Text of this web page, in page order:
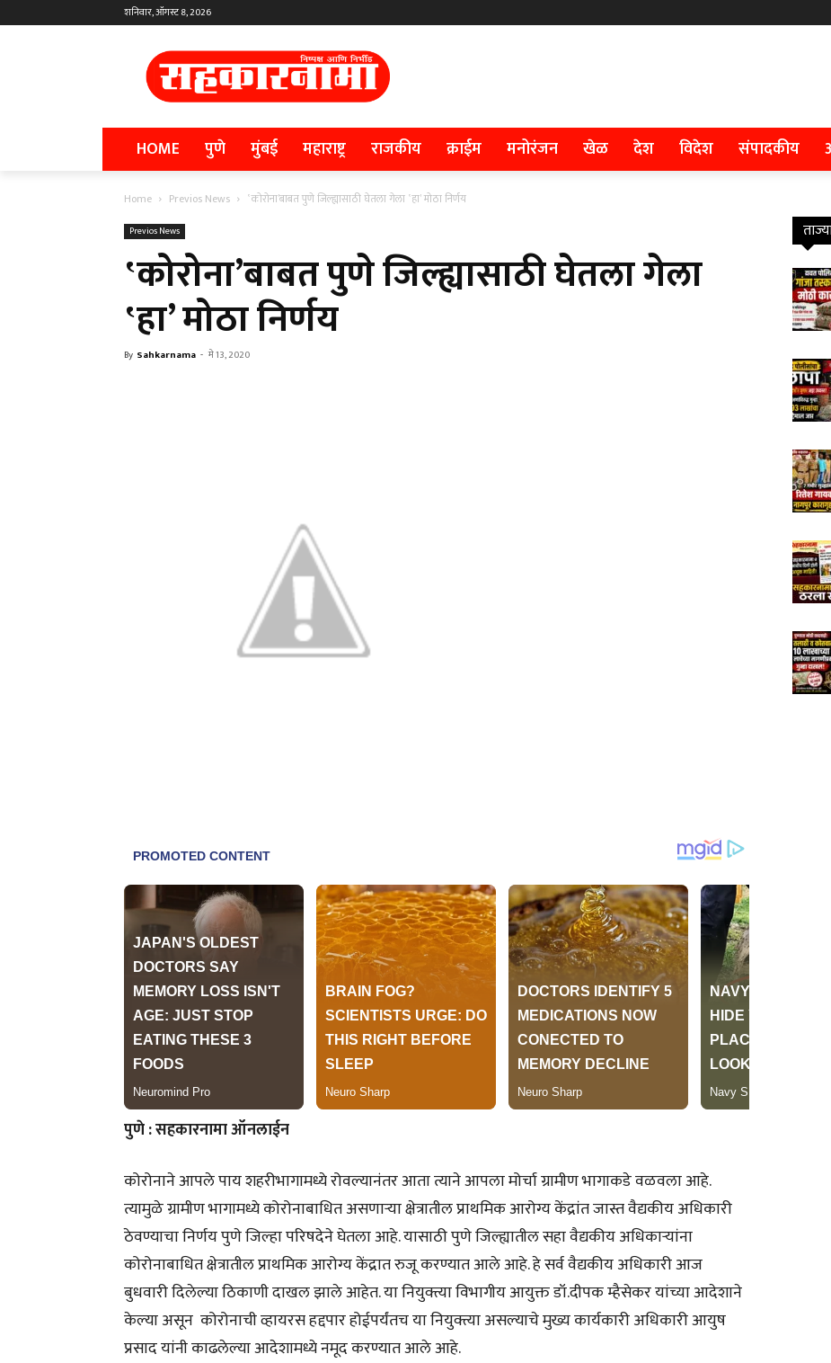
शनिवार, ऑगस्ट 8, 2026
HOME पुणे मुंबई महाराष्ट्र राजकीय क्राईम मनोरंजन खेळ देश विदेश संपादकीय
Home Previos News ‛कोरोना’बाबत पुणे जिल्ह्यासाठी घेतला गेला ‛हा’ मोठा निर्णय
Previos News
‛कोरोना’बाबत पुणे जिल्ह्यासाठी घेतला गेला
‛हा’ मोठा निर्णय
By Sahkarnama - मे 13, 2020
पुणे : सहकारनामा ऑनलाईन
कोरोनाने आपले पाय शहरीभागामध्ये रोवल्यानंतर आता त्याने आपला मोर्चा ग्रामीण भागाकडे वळवला आहे.
त्यामुळे ग्रामीण भागामध्ये कोरोनाबाधित असणाऱ्या क्षेत्रातील प्राथमिक आरोग्य केंद्रांत जास्त वैद्यकीय अधिकारी
ठेवण्याचा निर्णय पुणे जिल्हा परिषदेने घेतला आहे. यासाठी पुणे जिल्ह्यातील सहा वैद्यकीय अधिकाऱ्यांना
कोरोनाबाधित क्षेत्रातील प्राथमिक आरोग्य केंद्रात रुजू करण्यात आले आहे. हे सर्व वैद्यकीय अधिकारी आज
बुधवारी दिलेल्या ठिकाणी दाखल झाले आहेत. या नियुक्त्या विभागीय आयुक्त डॉ.दीपक म्हैसेकर यांच्या आदेशाने
केल्या असून कोरोनाची व्हायरस हद्दपार होईपर्यंतच या नियुक्त्या असल्याचे मुख्य कार्यकारी अधिकारी आयुष
प्रसाद यांनी काढलेल्या आदेशामध्ये नमूद करण्यात आले आहे.